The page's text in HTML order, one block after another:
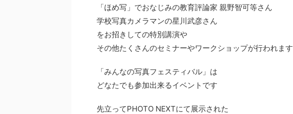
「ほめ写」でおなじみの教育評論家 親野智可等さん
学校写真カメラマンの星川武彦さん
をお招きしての特別講演や
その他たくさんのセミナーやワークショップが行われます
「みんなの写真フェスティバル」は
どなたでも参加出来るイベントです
先立ってPHOTO NEXTにて展示された